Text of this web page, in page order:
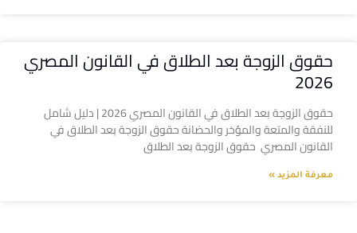
حقوق الزوجة بعد الطلاق في القانون المصري
2026
حقوق الزوجة بعد الطلاق في القانون المصري 2026 | دليل شامل
للنفقة والمتعة والمؤخر والحضانة حقوق الزوجة بعد الطلاق في
القانون المصري حقوق الزوجة بعد الطلاق
معرفة المزيد »